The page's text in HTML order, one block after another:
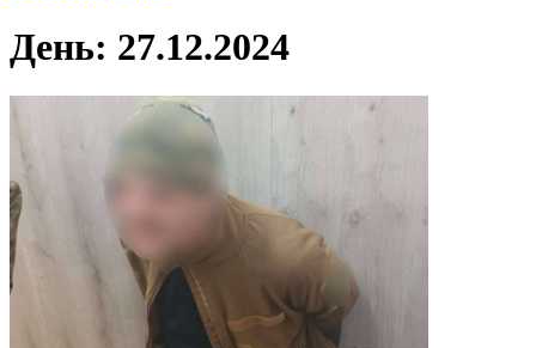
День: 27.12.2024